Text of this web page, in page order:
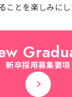
ことを楽しみにし
新卒採用募集要項